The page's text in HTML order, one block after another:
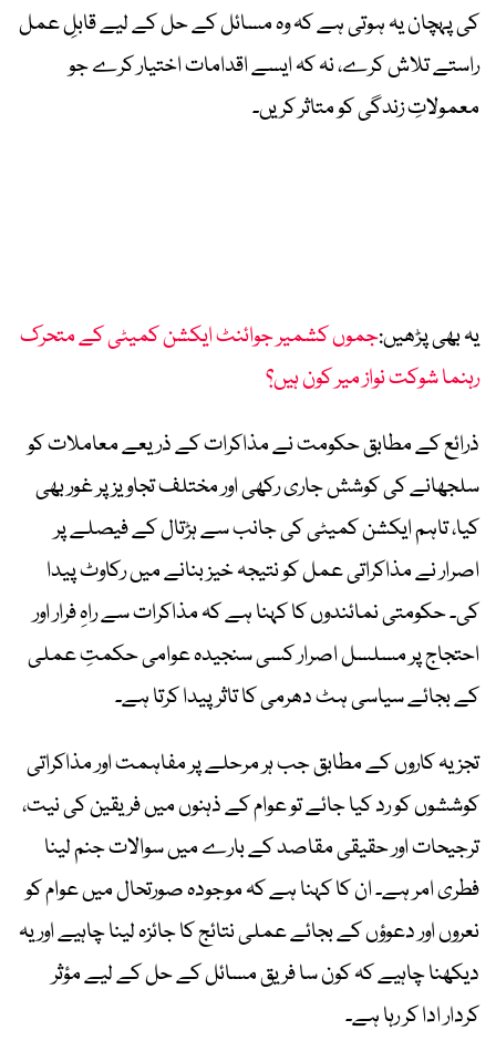
کی پہچان یہ ہوتی ہے کہ وہ مسائل کے حل کے لیے قابلِ عمل
راستے تلاش کرے، نہ کہ ایسے اقدامات اختیار کرے جو
معمولاتِ زندگی کو متاثر کریں۔
یہ بھی پڑھیں:جموں کشمیر جوائنٹ ایکشن کمیٹی کے متحرک
رہنما شوکت نواز میر کون ہیں؟
ذرائع کے مطابق حکومت نے مذاکرات کے ذریعے معاملات کو
سلجھانے کی کوشش جاری رکھی اور مختلف تجاویز پر غور بھی
کیا، تاہم ایکشن کمیٹی کی جانب سے ہڑتال کے فیصلے پر
اصرار نے مذاکراتی عمل کو نتیجہ خیز بنانے میں رکاوٹ پیدا
کی۔ حکومتی نمائندوں کا کہنا ہے کہ مذاکرات سے راہِ فرار اور
احتجاج پر مسلسل اصرار کسی سنجیدہ عوامی حکمتِ عملی
کے بجائے سیاسی ہٹ دھرمی کا تاثر پیدا کرتا ہے۔
تجزیہ کاروں کے مطابق جب ہر مرحلے پر مفاہمت اور مذاکراتی
کوششوں کو رد کیا جائے تو عوام کے ذہنوں میں فریقین کی نیت،
ترجیحات اور حقیقی مقاصد کے بارے میں سوالات جنم لینا
فطری امر ہے۔ ان کا کہنا ہے کہ موجودہ صورتحال میں عوام کو
نعروں اور دعوؤں کے بجائے عملی نتائج کا جائزہ لینا چاہیے اور یہ
دیکھنا چاہیے کہ کون سا فریق مسائل کے حل کے لیے مؤثر
کردار ادا کر رہا ہے۔